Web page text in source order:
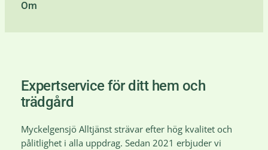
Om
Expertservice för ditt hem och
trädgård
Myckelgensjö Alltjänst strävar efter hög kvalitet och
pålitlighet i alla uppdrag. Sedan 2021 erbjuder vi